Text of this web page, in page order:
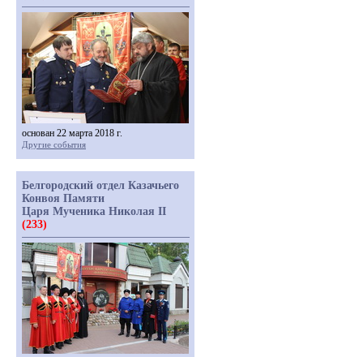
основан 22 марта 2018 г.
Другие события
Белгородский отдел Казачьего
Конвоя Памяти
Царя Мученика Николая II
(233)